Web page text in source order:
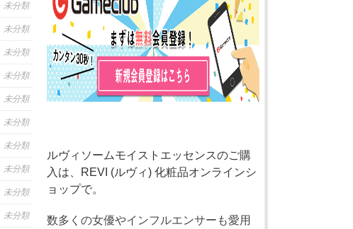
未分類
未分類
未分類
未分類
未分類
未分類
未分類
未分類
未分類
未分類
ルヴィソームモイストエッセンスのご購
入は、REVI (ルヴィ) 化粧品オンラインシ
ョップで。
数多くの女優やインフルエンサーも愛用